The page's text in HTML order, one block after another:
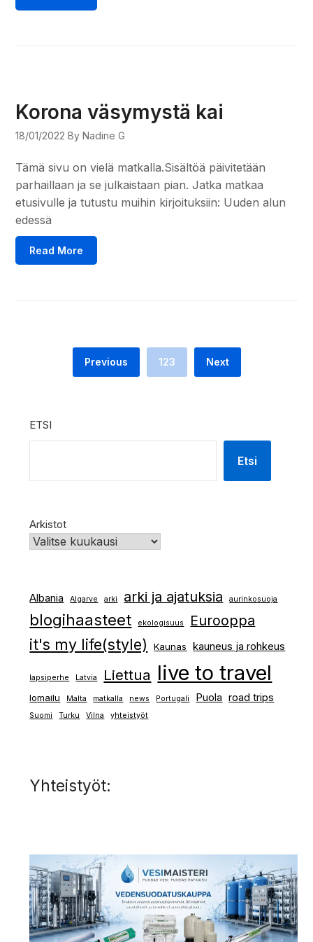
Korona väsymystä kai
18/01/2022 By Nadine G
Tämä sivu on vielä matkalla.Sisältöä päivitetään
parhaillaan ja se julkaistaan pian. Jatka matkaa
etusivulle ja tutustu muihin kirjoituksiin: Uuden alun
edessä
Read More
Previous 123 Next
ETSI
Etsi
Arkistot
Albania Algarve arki arki ja ajatuksia aurinkosuoja
blogihaasteet ekologisuus Eurooppa
it's my life(style) Kaunas kauneus ja rohkeus
lapsiperhe Latvia Liettua live to travel
lomailu Malta matkalla news Portugali Puola road trips
Suomi Turku Vilna yhteistyöt
Yhteistyöt: